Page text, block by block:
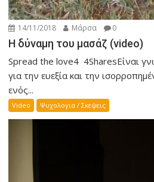
14/11/2018 Μάρσα 0
Η δύναμη του μασάζ (video)
Spread the love4 4SharesΕίναι
για την ευεξία και την
ενός...
Video Ψυχολογια / Σκεψεις